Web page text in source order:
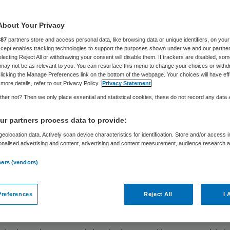
ook leveren
Melanie Knieriem29 november 2019,16:48 218 keer gelezen
onverwacht, als een donderslag bij een hemel die
donker zag, was hij er: de brief die de ministers
aan de Kamer stuurden over de Jeugdzorg begin
Een brief waarin de ministers, tja, wat eigenlijk?
omgooien, menen sommigen. Behoorlijke ingrepen
maar nog niet erg concreet maken, stellen wij
Your Privacy
partners store and access personal data, like browsing data or unique identifiers, on your
enables tracking technologies to support the purposes shown under we and our
Reject All or withdrawing your consent will disable them. If trackers are disabled,
not be as relevant to you. You can resurface this menu to change your choices or
the Manage Preferences link on the bottom of the webpage. Your choices will have
details, refer to our Privacy Policy. Privacy Statement
not? Then we only place essential and statistical cookies, these do not record any data
partners process data to provide:
data. Actively scan device characteristics for identification. Store and/or access
advertising and content, advertising and content measurement, audience research
(vendors)
Reject All I